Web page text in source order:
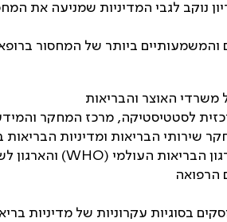
נוקב לגבי המדיניות שמניעה את
והמשמעותיים ביותר של המחסור
האוצר והבריאות
לסטטיסטיקה, מרכז המחקר
שירותי הבריאות ומדיניות הבריאות
הבריאות העולמי (WHO) והארגון
הרפואה
בסוגיות עקרוניות של מדיניות